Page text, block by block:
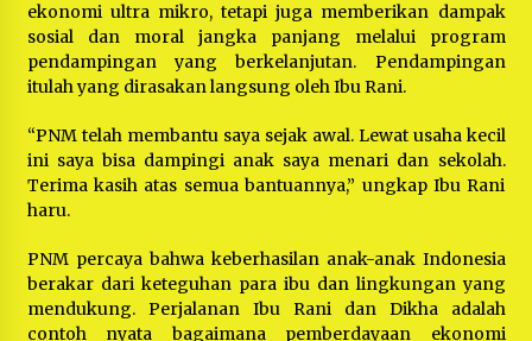
ekonomi ultra mikro, tetapi juga memberikan dampak
sosial dan moral jangka panjang melalui program
pendampingan yang berkelanjutan. Pendampingan
itulah yang dirasakan langsung oleh Ibu Rani.
“PNM telah membantu saya sejak awal. Lewat usaha kecil
ini saya bisa dampingi anak saya menari dan sekolah.
Terima kasih atas semua bantuannya,” ungkap Ibu Rani
haru.
PNM percaya bahwa keberhasilan anak-anak Indonesia
berakar dari keteguhan para ibu dan lingkungan yang
mendukung. Perjalanan Ibu Rani dan Dikha adalah
contoh nyata bagaimana pemberdayaan ekonomi